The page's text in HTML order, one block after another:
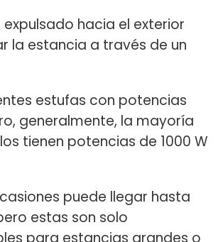
expulsado hacia el exterior
la estancia a través de un
estufas con potencias
generalmente, la mayoría
tienen potencias de 1000 W
puede llegar hasta
estas son solo
para estancias grandes o